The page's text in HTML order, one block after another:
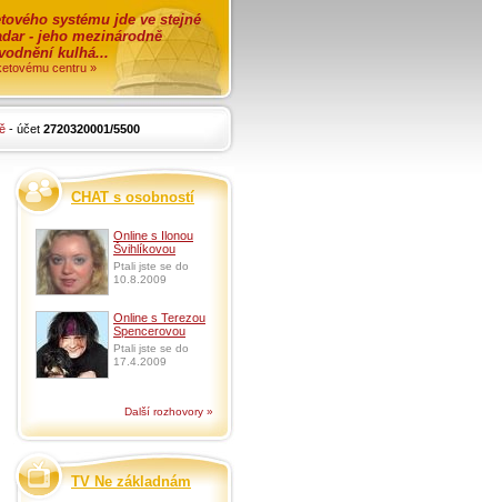
systému jde ve stejné
- jeho mezinárodně
kulhá...
centru »
- účet 2720320001/5500
CHAT s osobností
Online s Ilonou
Švihlíkovou
Ptali jste se do
10.8.2009
Online s Terezou
Spencerovou
Ptali jste se do
17.4.2009
Další rozhovory »
TV Ne základnám